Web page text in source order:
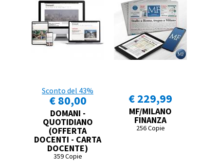
Sconto del 43%
€ 80,00
DOMANI -
QUOTIDIANO
(OFFERTA
DOCENTI - CARTA
DOCENTE)
359 Copie
€ 229,99
MF/MILANO
FINANZA
256 Copie